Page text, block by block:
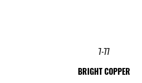
7-77
BRIGHT COPPER